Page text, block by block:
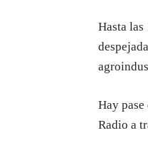
Hasta las
Hay
Radio a